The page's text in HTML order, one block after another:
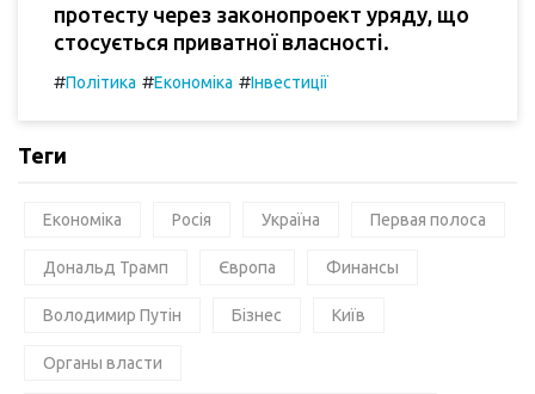
протесту через законопроект уряду, що
стосується приватної власності.
#Політика #Економіка #Інвестиції
Теги
Економіка Росія Україна Первая полоса
Дональд Трамп Європа Финансы
Володимир Путін Бізнес Київ
Органы власти